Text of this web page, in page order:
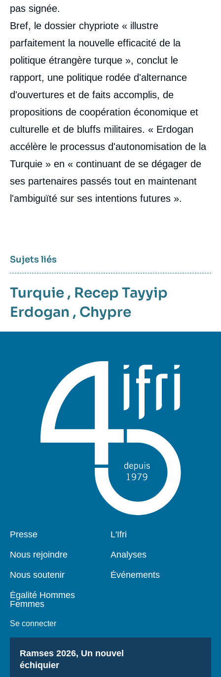
pas signée.
Bref, le dossier chypriote « illustre
parfaitement la nouvelle efficacité de la
politique étrangère turque », conclut le
rapport, une politique rodée d'alternance
d'ouvertures et de faits accomplis, de
propositions de coopération économique et
culturelle et de bluffs militaires. « Erdogan
accélère le processus d'autonomisation de la
Turquie » en « continuant de se dégager de
ses partenaires passés tout en maintenant
l'ambiguïté sur ses intentions futures ».
Sujets liés
Turquie , Recep Tayyip
Erdogan , Chypre
Pied
Presse
Nous rejoindre
Nous soutenir
Égalité Hommes
Femmes
Se connecter
Navigation
L'Ifri
Analyses
Événements
Titre
Ramses 2026, Un nouvel
échiquier